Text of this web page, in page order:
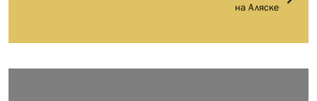
на Аляске